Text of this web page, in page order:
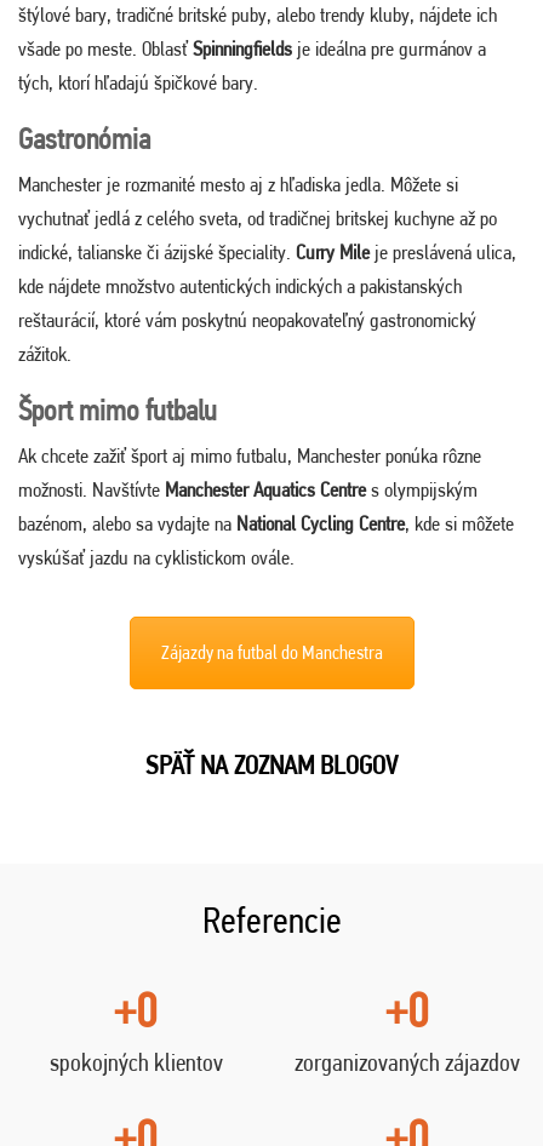
štýlové bary, tradičné britské puby, alebo trendy kluby, nájdete ich
všade po meste. OblasťSpinningfields je ideálna pre gurmánov a
tých, ktorí hľadajú špičkové bary.
Gastronómia
Manchester je rozmanité mesto aj z hľadiska jedla. Môžete si
vychutnať jedlá z celého sveta, od tradičnej britskej kuchyne až po
indické, talianske či ázijské špeciality. Curry Mileje preslávená ulica,
kde nájdete množstvo autentických indických a pakistanských
reštaurácií, ktoré vám poskytnú neopakovateľný gastronomický
zážitok.
Šport mimo futbalu
Ak chcete zažiť šport aj mimo futbalu, Manchester ponúka rôzne
možnosti. Navštívte Manchester Aquatics Centres olympijským
bazénom, alebo sa vydajte na National Cycling Centre, kde si môžete
vyskúšať jazdu na cyklistickom ovále.
Zájazdy na futbal do Manchestra
SPÄŤ NA ZOZNAM BLOGOV
Referencie
+0
spokojných klientov
+0
zorganizovaných zájazdov